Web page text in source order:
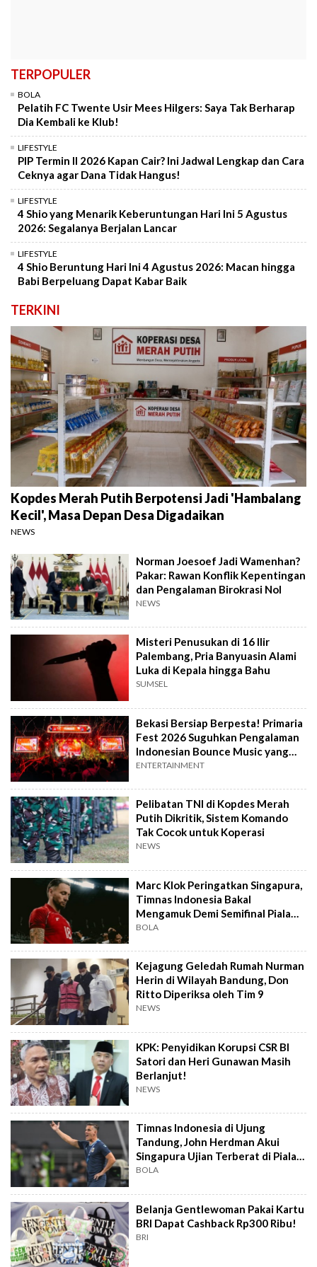
TERPOPULER
BOLA
Pelatih FC Twente Usir Mees Hilgers: Saya Tak Berharap
Dia Kembali ke Klub!
LIFESTYLE
PIP Termin II 2026 Kapan Cair? Ini Jadwal Lengkap dan Cara
Ceknya agar Dana Tidak Hangus!
LIFESTYLE
4 Shio yang Menarik Keberuntungan Hari Ini 5 Agustus
2026: Segalanya Berjalan Lancar
LIFESTYLE
4 Shio Beruntung Hari Ini 4 Agustus 2026: Macan hingga
Babi Berpeluang Dapat Kabar Baik
TERKINI
Kopdes Merah Putih Berpotensi Jadi 'Hambalang
Kecil', Masa Depan Desa Digadaikan
NEWS
Norman Joesoef Jadi Wamenhan?
Pakar: Rawan Konflik Kepentingan
dan Pengalaman Birokrasi Nol
NEWS
Misteri Penusukan di 16 Ilir
Palembang, Pria Banyuasin Alami
Luka di Kepala hingga Bahu
SUMSEL
Bekasi Bersiap Berpesta! Primaria
Fest 2026 Suguhkan Pengalaman
Indonesian Bounce Music yang
Berbeda
ENTERTAINMENT
Pelibatan TNI di Kopdes Merah
Putih Dikritik, Sistem Komando
Tak Cocok untuk Koperasi
NEWS
Marc Klok Peringatkan Singapura,
Timnas Indonesia Bakal
Mengamuk Demi Semifinal Piala
AFF 2026
BOLA
Kejagung Geledah Rumah Nurman
Herin di Wilayah Bandung, Don
Ritto Diperiksa oleh Tim 9
NEWS
KPK: Penyidikan Korupsi CSR BI
Satori dan Heri Gunawan Masih
Berlanjut!
NEWS
Timnas Indonesia di Ujung
Tandung, John Herdman Akui
Singapura Ujian Terberat di Piala
AFF 2026
BOLA
Belanja Gentlewoman Pakai Kartu
BRI Dapat Cashback Rp300 Ribu!
BRI